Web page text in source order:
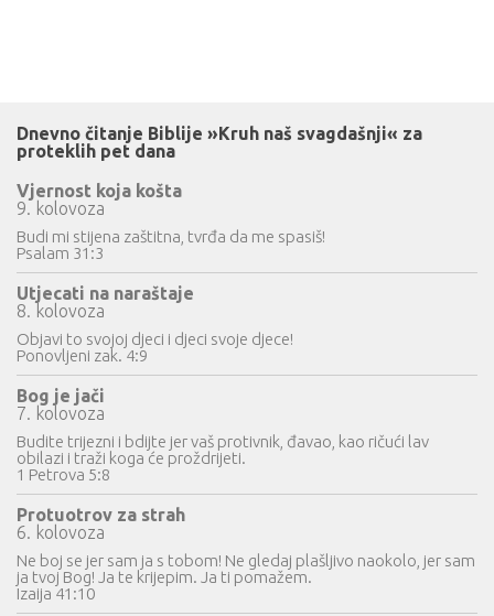
Dnevno čitanje Biblije »Kruh naš svagdašnji« za
proteklih pet dana
Vjernost koja košta
9. kolovoza
Budi mi stijena zaštitna, tvrđa da me spasiš!
Psalam 31:3
Utjecati na naraštaje
8. kolovoza
Objavi to svojoj djeci i djeci svoje djece!
Ponovljeni zak. 4:9
Bog je jači
7. kolovoza
Budite trijezni i bdijte jer vaš protivnik, đavao, kao ričući lav
obilazi i traži koga će proždrijeti.
1 Petrova 5:8
Protuotrov za strah
6. kolovoza
Ne boj se jer sam ja s tobom! Ne gledaj plašljivo naokolo, jer sam
ja tvoj Bog! Ja te krijepim. Ja ti pomažem.
Izaija 41:10